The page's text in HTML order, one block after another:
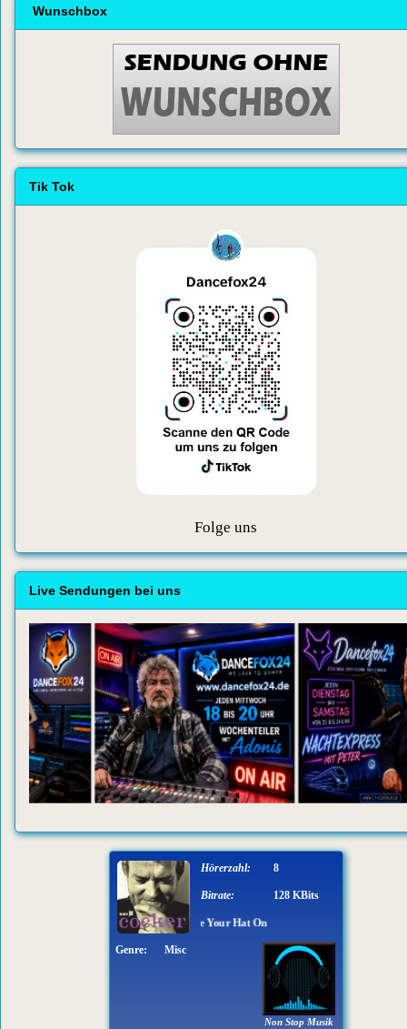
Wunschbox
Tik Tok
Folge uns
Live Sendungen bei uns
Non Stop Musik
Joe Cocker - You Can Leave Your Hat On
Hörerzahl: 8
Bitrate: 128 KBits
Genre: Misc